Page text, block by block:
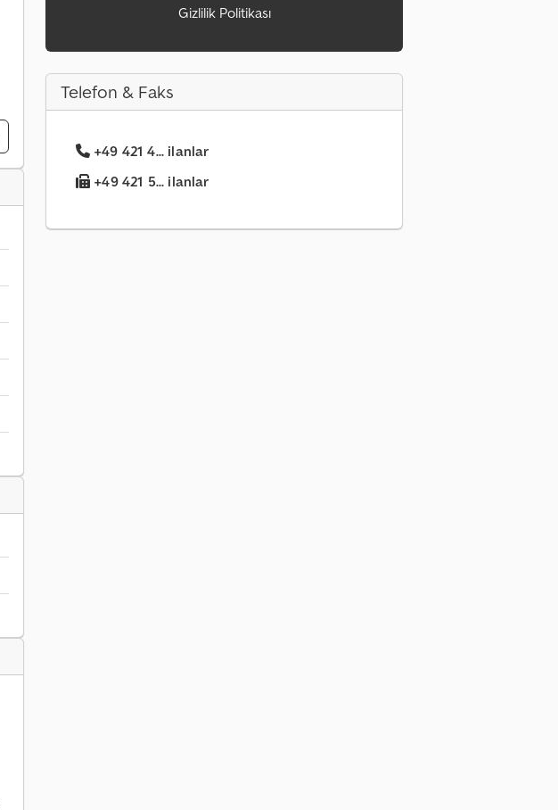
Gizlilik Politikası
Telefon & Faks
+49 421 4... ilanlar
+49 421 5... ilanlar